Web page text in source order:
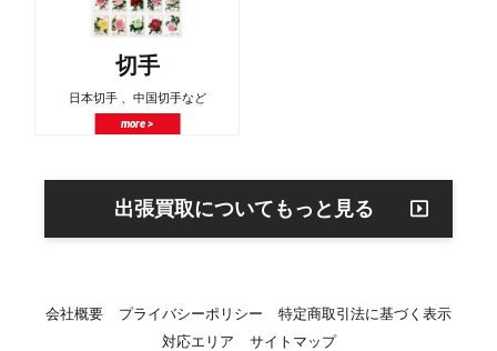
切手
日本切手 、中国切手など
more >
出張買取についてもっと見る
会社概要 プライバシーポリシー
特定商取引法に基づく表示
対応エリア
サイトマップ